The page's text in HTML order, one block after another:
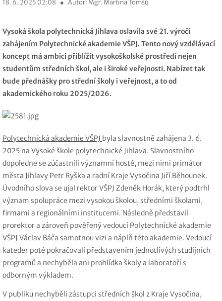
18. 6. 2025 02:08 ● Autor: Mgr. Martina Tomšů
Vysoká škola polytechnická Jihlava oslavila své 21. výročí
zahájením Polytechnické akademie VŠPJ. Tento nový vzdělávací
koncept má ambici přiblížit vysokoškolské prostředí nejen
studentům středních škol, ale i široké veřejnosti. Nabízet tak
bude přednášky pro střední školy i veřejnost, a to od
akademického roku 2025/2026.
Polytechnická akademie VŠPJ byla slavnostně zahájena 3. 6.
2025 na Vysoké škole polytechnické Jihlava. Slavnostního
dopoledne se zúčastnili významní hosté, mezi nimi primátor
města Jihlavy Petr Ryška a radní Kraje Vysočina Jiří Běhounek.
Úvodního slova se ujal rektor VŠPJ Zdeněk Horák, který podtrhl
význam spolupráce mezi vysokou školou, středními školami,
firmami a regionálními institucemi. Následně představil
prorektor a zároveň pověřený vedoucí Polytechnické akademie
VŠPJ Václav Báča samotnou vizi a náplň této akademie. Vedoucí
kateder poté pokračovali představením jednotlivých studijních
programů a nechyběla ani prohlídka školy a laboratoří s
odborným výkladem.
V publiku nechyběli zástupci středních škol z Kraje Vysočina,